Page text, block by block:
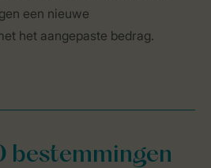
een nieuwe
het aangepaste bedrag.
bestemmingen